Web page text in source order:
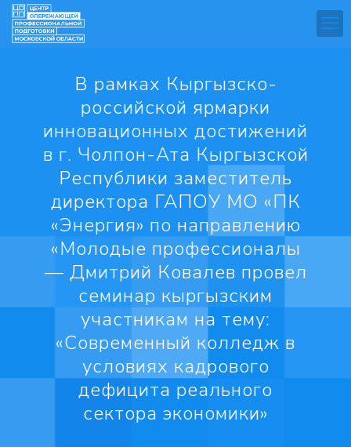
В рамках Кыргызско-
российской ярмарки
инновационных достижений
в г. Чолпон-Ата Кыргызской
Республики заместитель
директора ГАПОУ МО «ПК
«Энергия» по направлению
«Молодые профессионалы
— Дмитрий Ковалев провел
семинар кыргызским
участникам на тему:
«Современный колледж в
условиях кадрового
дефицита реального
сектора экономики»